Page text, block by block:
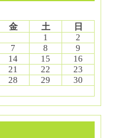
金 土
日
1
2
7 8
9
14 15
16
21 22
23
28 29
30